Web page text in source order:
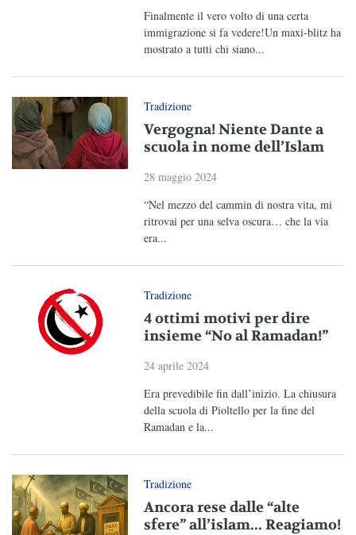
Finalmente il vero volto di una certa
immigrazione si fa vedere!Un maxi-blitz ha
mostrato a tutti chi siano...
Tradizione
Vergogna! Niente Dante a
scuola in nome dell’Islam
28 maggio 2024
“Nel mezzo del cammin di nostra vita, mi
ritrovai per una selva oscura… che la via
era...
Tradizione
4 ottimi motivi per dire
insieme “No al Ramadan!”
24 aprile 2024
Era prevedibile fin dall’inizio. La chiusura
della scuola di Pioltello per la fine del
Ramadan e la...
Tradizione
Ancora rese dalle “alte
sfere” all’islam... Reagiamo!